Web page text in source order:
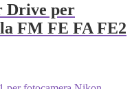
Drive per
FM FE FA FE2